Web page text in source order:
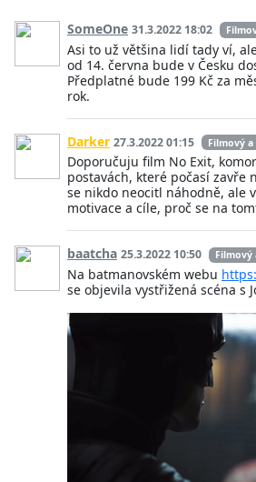
SomeOne 31.3.2022 18:02
Asi to už většina lidí tady ví,
od 14. června bude v Česku
Předplatné bude 199 Kč za
rok.
Darker 27.3.2022 01:15 Filmový
Doporučuju film No Exit,
postavách, které počasí zavře
se nikdo neocitl náhodně, ale
motivace a cíle, proč se na
baatcha 25.3.2022 10:50 Filmový
Na batmanovském webu
se objevila vystřižená scéna s